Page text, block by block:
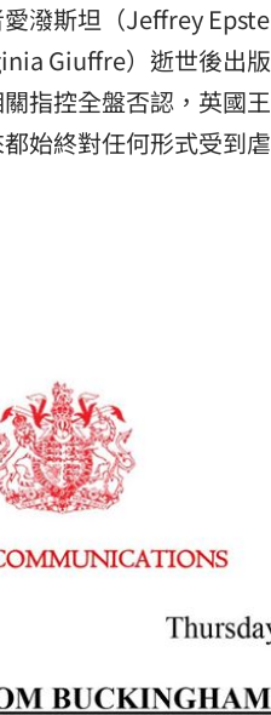
潑斯坦（Jeffrey
Giuffre）逝世後出
指控全盤否認，英國
始終對任何形式受到